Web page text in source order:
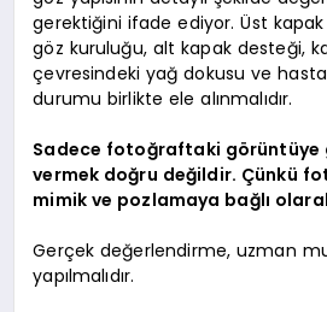
gerektiğini ifade ediyor. Üst kapak
göz kuruluğu, alt kapak desteği,
çevresindeki yağ dokusu ve
durumu birlikte ele alınmalıdır.
Sadece fotoğraftaki görüntüye
vermek doğru değildir. Çünkü
mimik ve pozlamaya bağlı
Gerçek değerlendirme, uzman
yapılmalıdır.